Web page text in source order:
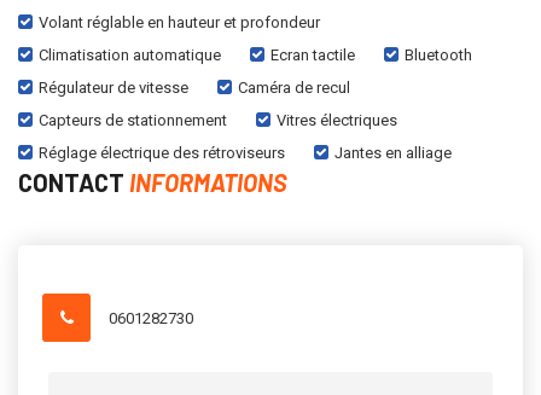
Volant réglable en hauteur et profondeur
Climatisation automatique
Ecran tactile
Bluetooth
Régulateur de vitesse
Caméra de recul
Capteurs de stationnement
Vitres électriques
Réglage électrique des rétroviseurs
Jantes en alliage
CONTACT INFORMATIONS
0601282730